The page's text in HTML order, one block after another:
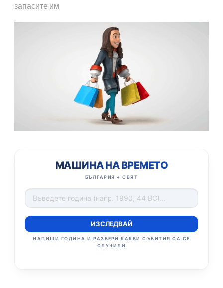
запасите им
МАШИНА НА ВРЕМЕТО
БЪЛГАРИЯ + СВЯТ
ИЗСЛЕДВАЙ
НАПИШИ ГОДИНА И РАЗБЕРИ КАКВИ СЪБИТИЯ СА СЕ
СЛУЧИЛИ